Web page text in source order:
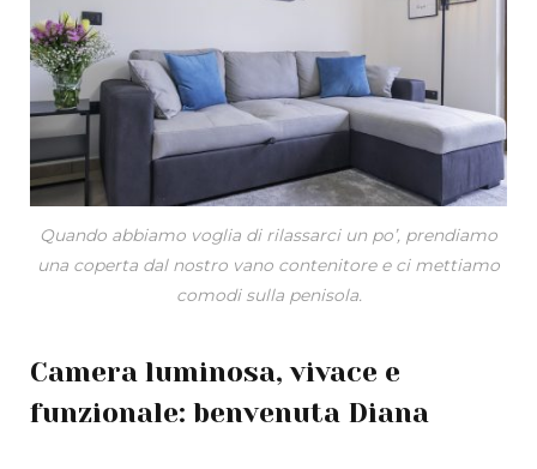
Quando abbiamo voglia di rilassarci un po’, prendiamo
una coperta dal nostro vano contenitore e ci mettiamo
comodi sulla penisola.
Camera luminosa, vivace e
funzionale: benvenuta Diana